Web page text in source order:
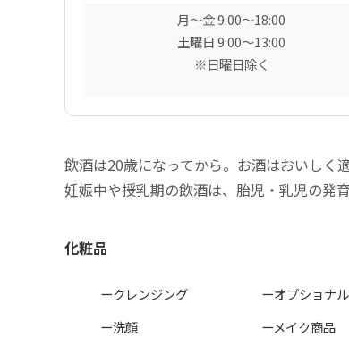
月〜金 9:00〜18:00
土曜日 9:00〜13:00
※日曜日除く
飲酒は20歳になってから。お酒はおいしく
妊娠中や授乳期の飲酒は、胎児・乳児の発
化粧品
ークレンジング
ー洗顔
ーオプショナル
ーメイク商品